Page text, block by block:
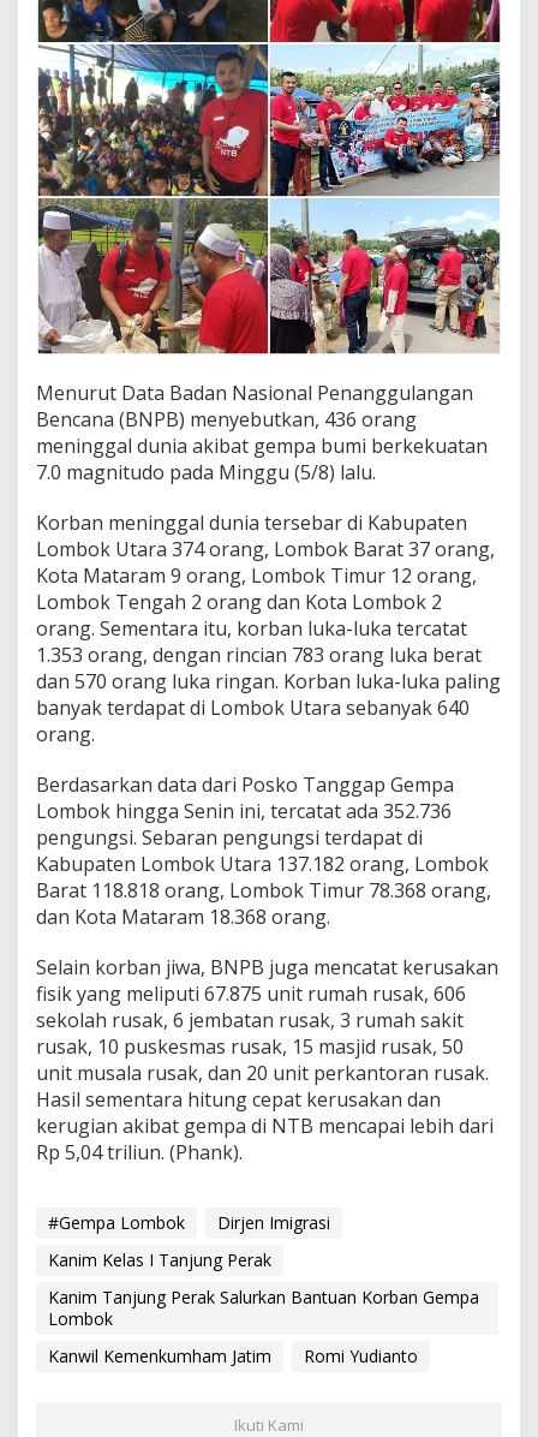
Menurut Data Badan Nasional Penanggulangan
Bencana (BNPB) menyebutkan, 436 orang
meninggal dunia akibat gempa bumi berkekuatan
7.0 magnitudo pada Minggu (5/8) lalu.
Korban meninggal dunia tersebar di Kabupaten
Lombok Utara 374 orang, Lombok Barat 37 orang,
Kota Mataram 9 orang, Lombok Timur 12 orang,
Lombok Tengah 2 orang dan Kota Lombok 2
orang. Sementara itu, korban luka-luka tercatat
1.353 orang, dengan rincian 783 orang luka berat
dan 570 orang luka ringan. Korban luka-luka paling
banyak terdapat di Lombok Utara sebanyak 640
orang.
Berdasarkan data dari Posko Tanggap Gempa
Lombok hingga Senin ini, tercatat ada 352.736
pengungsi. Sebaran pengungsi terdapat di
Kabupaten Lombok Utara 137.182 orang, Lombok
Barat 118.818 orang, Lombok Timur 78.368 orang,
dan Kota Mataram 18.368 orang.
Selain korban jiwa, BNPB juga mencatat kerusakan
fisik yang meliputi 67.875 unit rumah rusak, 606
sekolah rusak, 6 jembatan rusak, 3 rumah sakit
rusak, 10 puskesmas rusak, 15 masjid rusak, 50
unit musala rusak, dan 20 unit perkantoran rusak.
Hasil sementara hitung cepat kerusakan dan
kerugian akibat gempa di NTB mencapai lebih dari
Rp 5,04 triliun. (Phank).
#Gempa Lombok
Dirjen Imigrasi
Kanim Kelas I Tanjung Perak
Kanim Tanjung Perak Salurkan Bantuan Korban Gempa
Lombok
Kanwil Kemenkumham Jatim
Romi Yudianto
Ikuti Kami